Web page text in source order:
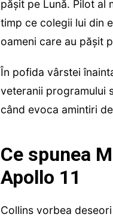
păşit pe Lună. Pilot al
timp ce colegii lui din
oameni care au păşit
În pofida vârstei
veteranii programului
când evoca amintiri
Ce spunea
Apollo 11
Collins vorbea